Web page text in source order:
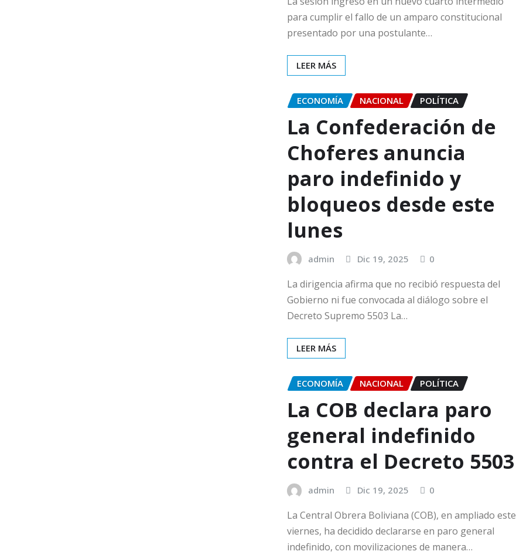
para cumplir el fallo de un amparo constitucional
presentado por una postulante…
LEER MÁS
ECONOMÍA NACIONAL POLÍTICA
La Confederación de
Choferes anuncia
paro indefinido y
bloqueos desde este
lunes
admin Dic 19, 2025 0
La dirigencia afirma que no recibió respuesta del
Gobierno ni fue convocada al diálogo sobre el
Decreto Supremo 5503 La…
LEER MÁS
ECONOMÍA NACIONAL POLÍTICA
La COB declara paro
general indefinido
contra el Decreto 5503
admin Dic 19, 2025 0
La Central Obrera Boliviana (COB), en ampliado este
viernes, ha decidido declararse en paro general
indefinido, con movilizaciones de manera…